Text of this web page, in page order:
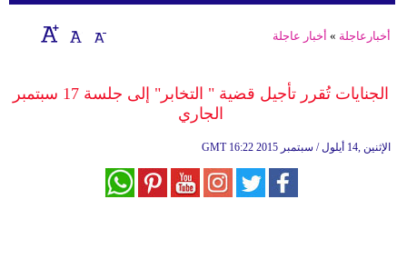
إقتصاد
وموسيقى
أخبارعاجلة » أخبار عاجلة
الجنايات تُقرر تأجيل قضية " التخابر" إلى جلسة 17 سبتمبر
الجاري
GMT 16:22 2015 الإثنين ,14 أيلول / سبتمبر